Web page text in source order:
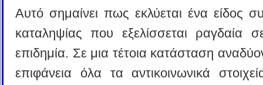
Αυτό σημαίνει πως εκλύεται ένα είδος
καταληψίας που εξελίσσεται ραγδαία
επιδημία. Σε μια τέτοια κατάσταση
επιφάνεια όλα τα αντικοινωνικά